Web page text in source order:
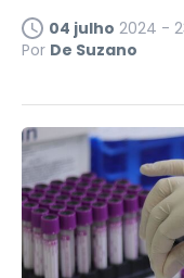
04 julho 2024 -
Por De Suzano